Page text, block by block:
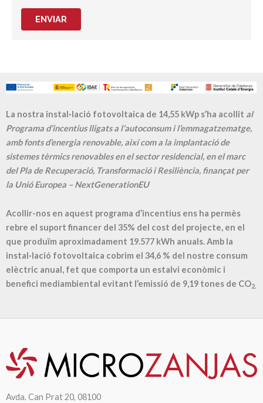
ENVIAR
La nostra instal·lació fotovoltaica de 14,55 kWp s’ha acollit al
Programa d’incentius lligats a l’autoconsum i l’emmagatzematge,
amb fonts d’energia renovable, així com a la implantació de
sistemes tèrmics renovables en el sector residencial, en el marc
del Pla de Recuperació, Transformació i Resiliència, finançat per
la Unió Europea – NextGenerationEU
Acollir-nos en aquest programa d’incentius ens ha permès
rebre el suport financer del 35% del cost del projecte, en el
que produïm aproximadament 19.577 kWh anuals. Amb la
instal·lació fotovoltaica cobrim el 34,6 % del nostre consum
elèctric anual, fet que comporta un estalvi econòmic i
benefici mediambiental evitant l’emissió de 9,19 tones de CO2.
Avda. Can Prat 20, 08100